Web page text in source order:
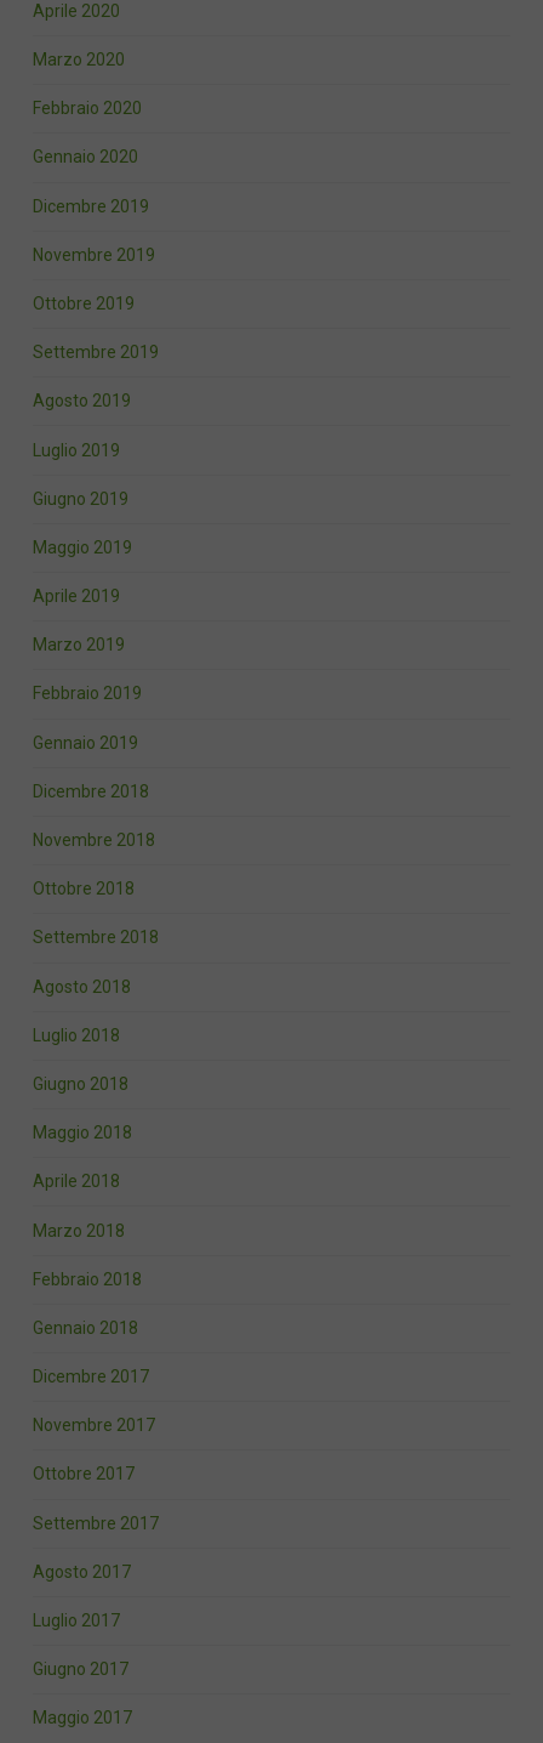
Aprile 2020
Marzo 2020
Febbraio 2020
Gennaio 2020
Dicembre 2019
Novembre 2019
Ottobre 2019
Settembre 2019
Agosto 2019
Luglio 2019
Giugno 2019
Maggio 2019
Aprile 2019
Marzo 2019
Febbraio 2019
Gennaio 2019
Dicembre 2018
Novembre 2018
Ottobre 2018
Settembre 2018
Agosto 2018
Luglio 2018
Giugno 2018
Maggio 2018
Aprile 2018
Marzo 2018
Febbraio 2018
Gennaio 2018
Dicembre 2017
Novembre 2017
Ottobre 2017
Settembre 2017
Agosto 2017
Luglio 2017
Giugno 2017
Maggio 2017